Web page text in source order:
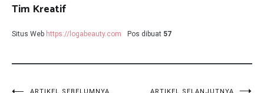
Tim Kreatif
Situs Web https://logabeauty.com Pos dibuat 57